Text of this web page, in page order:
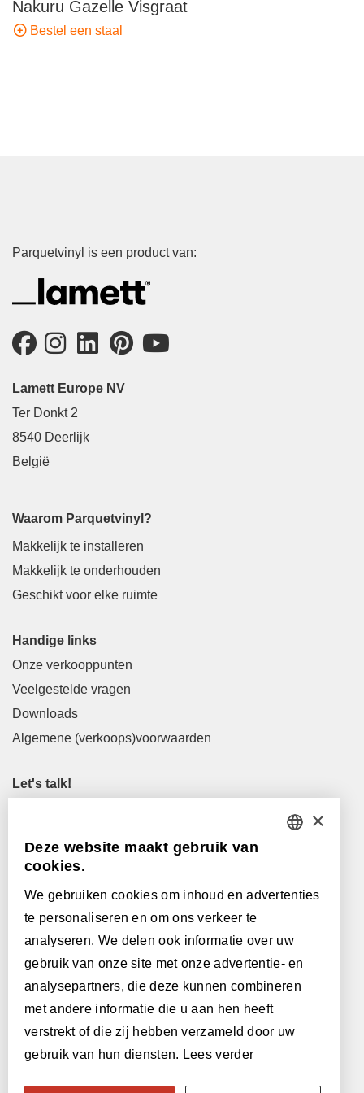
Nakuru Gazelle Visgraat
Bestel een staal
Parquetvinyl is een product van:
Lamett Europe NV
Ter Donkt 2
8540 Deerlijk
België
Waarom Parquetvinyl?
Makkelijk te installeren
Makkelijk te onderhouden
Geschikt voor elke ruimte
Handige links
Onze verkooppunten
Veelgestelde vragen
Downloads
Algemene (verkoops)voorwaarden
Let's talk!
Let's meet!
Maak een afspraak in onze showroom
Onze verkooppunten
Met de steun van:
GERMAN
SWEDISH
×
Deze website maakt gebruik van
cookies.
We gebruiken cookies om inhoud en advertenties
te personaliseren en om ons verkeer te
analyseren. We delen ook informatie over uw
gebruik van onze site met onze advertentie- en
analysepartners, die deze kunnen combineren
met andere informatie die u aan hen heeft
verstrekt of die zij hebben verzameld door uw
gebruik van hun diensten. Lees verder